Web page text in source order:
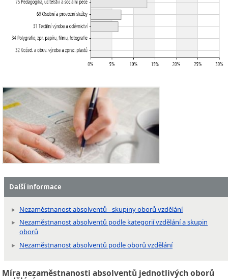
Další informace
Nezaměstnanost absolventů - skupiny oborů vzdělání
Nezaměstnanost absolventů podle kategorií vzdělání a skupin
oborů
Nezaměstnanost absolventů podle oborů vzdělání
Míra nezaměstnanosti absolventů jednotlivých oborů